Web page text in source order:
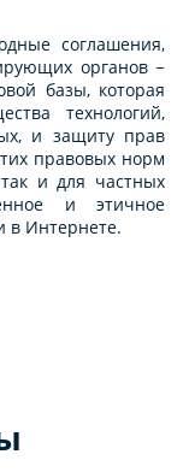
соглашения,
органов −
базы, которая
технологий,
и защиту прав
правовых норм
и для частных
и этичное
Интернете.